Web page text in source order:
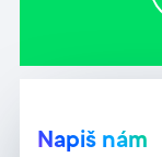
Napiš nám